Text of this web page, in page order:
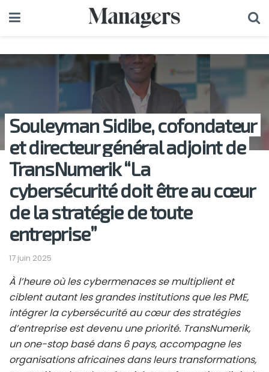
Souleyman Sidibe, cofondateur
et directeur général adjoint de
TransNumerik “La
cybersécurité doit être au cœur
de la stratégie de toute
entreprise”
17 juin 2025
À l’heure où les cybermenaces se multiplient et
ciblent autant les grandes institutions que les PME,
intégrer la cybersécurité au cœur des stratégies
d’entreprise est devenu une priorité. TransNumerik,
un one-stop basé dans 6 pays, accompagne les
organisations africaines dans leurs transformations,